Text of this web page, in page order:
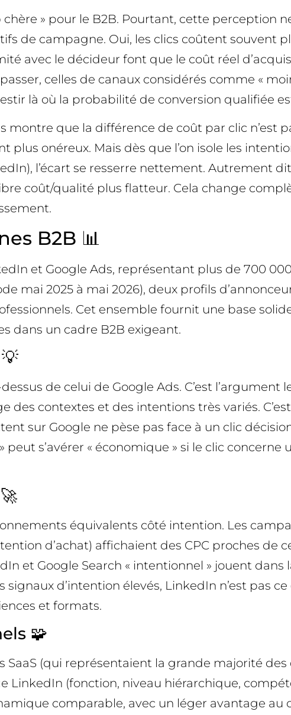
» pour le B2B. Pourtant, cette perception
de campagne. Oui, les clics coûtent souvent
avec le décideur font que le coût réel
celles de canaux considérés comme «
là où la probabilité de conversion qualifiée
que la différence de coût par clic n’est
onéreux. Mais dès que l’on isole les
l’écart se resserre nettement. Autrement
coût/qualité plus flatteur. Cela change
B2B 📊
et Google Ads, représentant plus de 700
mai 2025 à mai 2026), deux profils
Cet ensemble fournit une base
dans un cadre B2B exigeant.
de celui de Google Ads. C’est l’argument
contextes et des intentions très variés.
sur Google ne pèse pas face à un clic
s’avérer « économique » si le clic concerne
équivalents côté intention. Les
d’achat) affichaient des CPC proches de
et Google Search « intentionnel » jouent dans
d’intention élevés, LinkedIn n’est pas
et formats.
🧩
(qui représentaient la grande majorité
LinkedIn (fonction, niveau hiérarchique,
comparable, avec un léger avantage au